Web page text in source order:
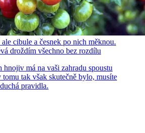
cibule a česnek po nich měknou.
droždím všechno bez rozdílu
má na vaši zahradu spoustu
tak však skutečně bylo, musíte
pravidla.